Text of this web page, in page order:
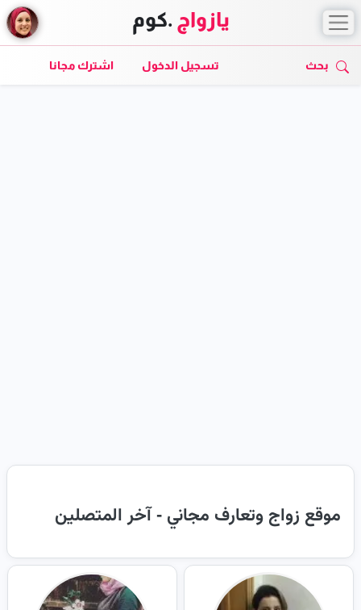
يازواج .كوم
بحث تسجيل الدخول اشترك مجانا
موقع زواج وتعارف مجاني - آخر المتصلين